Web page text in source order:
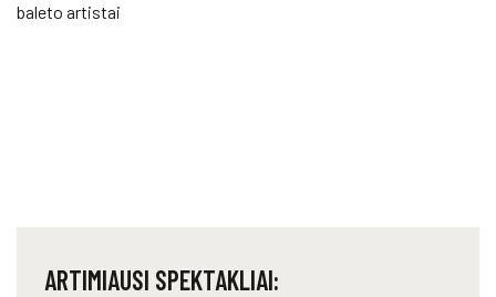
baleto artistai
ARTIMIAUSI SPEKTAKLIAI: